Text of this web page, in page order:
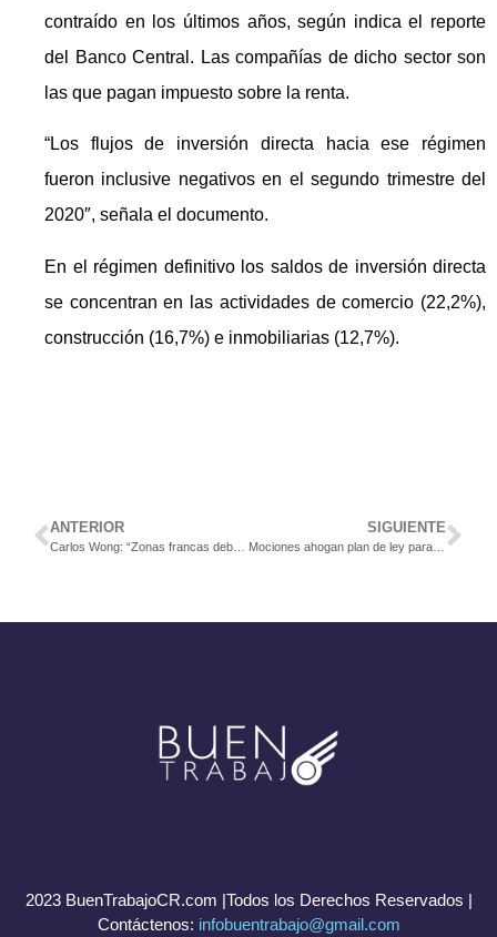
contraído en los últimos años, según indica el reporte
del Banco Central. Las compañías de dicho sector son
las que pagan impuesto sobre la renta.
“Los flujos de inversión directa hacia ese régimen
fueron inclusive negativos en el segundo trimestre del
2020″, señala el documento.
En el régimen definitivo los saldos de inversión directa
se concentran en las actividades de comercio (22,2%),
construcción (16,7%) e inmobiliarias (12,7%).
ANTERIOR
Carlos Wong: “Zonas francas deben verse como un generador de empleo y no como un lugar para más impuestos”
SIGUIENTE
Mociones ahogan plan de ley para llevar inversión a zonas rurales y costeras
2023 BuenTrabajoCR.com |Todos los Derechos Reservados |
Contáctenos: infobuentrabajo@gmail.com